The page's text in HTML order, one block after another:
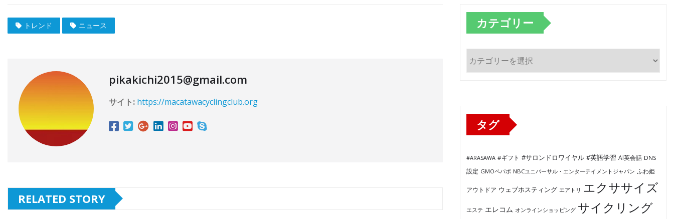
トレンド ニュース
pikakichi2015@gmail.com
サイト: https://macatawacyclingclub.org
RELATED STORY
カテゴリー
テ
タグ
#ARASAWA #ギフト #サロンドロワイヤル #英語学習 AI英会話 DNS
設定 GMOペパボ NBCユニバーサル・エンターテイメントジャパン ふわ姫
アウトドア ウェブホスティング エアトリ エクササイズ
エステ エレコム オンラインショッピング サイクリング